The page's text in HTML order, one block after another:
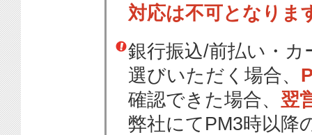
対応は不可となりま
銀行振込/前払い・
選びいただく場合、
確認できた場合、 翌
弊社にてPM3時以降